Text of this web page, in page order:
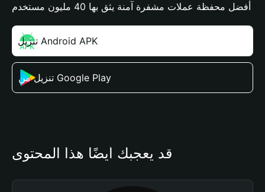
أفضل محفظة عملات مشفرة آمنة يثق بها 40 مليون مستخدم
تنزيل Android APK
تنزيل من Google Play
قد يعجبك أيضًا هذا المحتوى